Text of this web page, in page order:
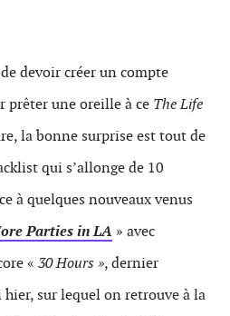
devoir créer un compte
prêter une oreille à ce The Life
la bonne surprise est tout de
qui s’allonge de 10
à quelques nouveaux venus
Parties in LA » avec
« 30 Hours », dernier
sur lequel on retrouve à la